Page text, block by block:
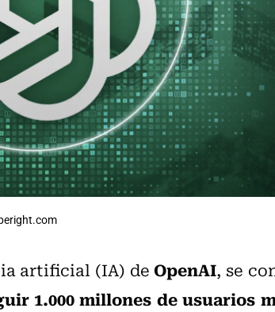
artificial (IA) deOpenAI, se
1.000 millones de usuarios